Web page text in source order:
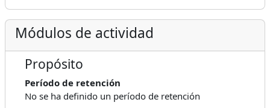
Módulos de actividad
Propósito
Período de retención
No se ha definido un período de retención